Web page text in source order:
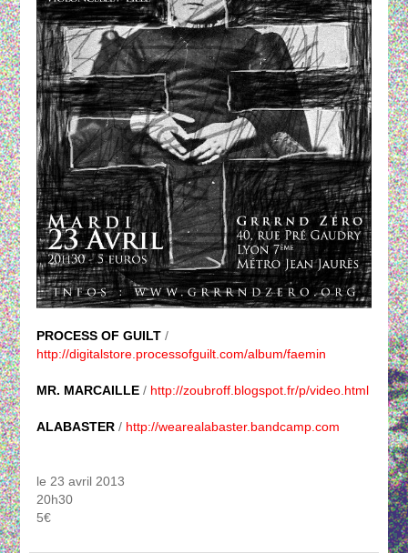
PROCESS OF GUILT/
http://digitalstore.processofguilt.com/album/faemin
MR. MARCAILLE/ http://zoubroff.blogspot.fr/p/video.html
ALABASTER/ http://wearealabaster.bandcamp.com
le 23 avril 2013
20h30
5€